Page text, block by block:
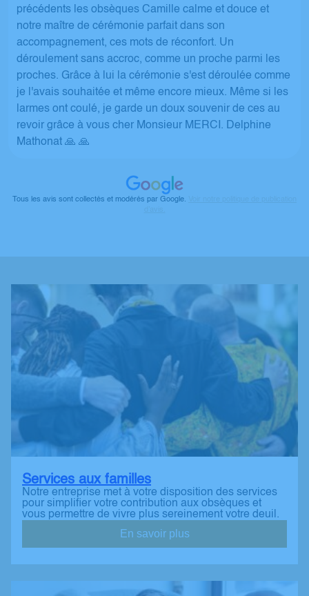
précédents les obsèques Camille calme et douce et
notre maître de cérémonie parfait dans son
accompagnement, ces mots de réconfort. Un
déroulement sans accroc, comme un proche parmi les
proches. Grâce à lui la cérémonie s'est déroulée comme
je l'avais souhaitée et même encore mieux. Même si les
larmes ont coulé, je garde un doux souvenir de ces au
revoir grâce à vous cher Monsieur MERCI. Delphine
Mathonat 🙏 🙏
Tous les avis sont collectés et modérés par Google.
Services aux familles
Notre entreprise met à votre disposition des services
pour simplifier votre contribution aux obsèques et
vous permettre de vivre plus sereinement votre deuil.
En savoir plus